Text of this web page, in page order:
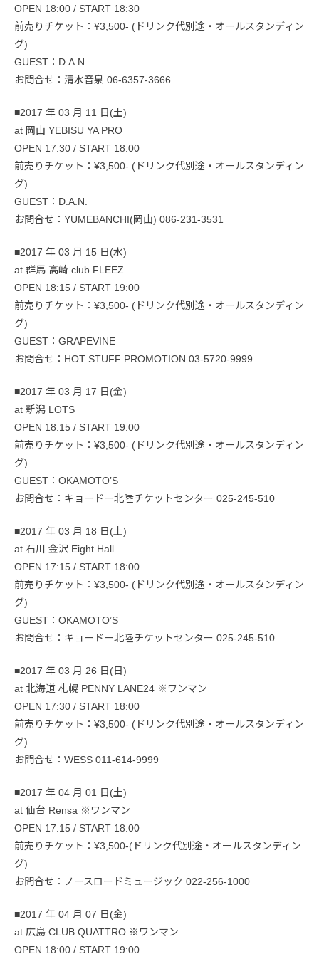
OPEN 18:00 / START 18:30
前売りチケット：¥3,500- (ドリンク代別途・オールスタンディン
グ)
GUEST：D.A.N.
お問合せ：清水音泉 06-6357-3666
■2017 年 03 月 11 日(土)
at 岡山 YEBISU YA PRO
OPEN 17:30 / START 18:00
前売りチケット：¥3,500- (ドリンク代別途・オールスタンディン
グ)
GUEST：D.A.N.
お問合せ：YUMEBANCHI(岡山) 086-231-3531
■2017 年 03 月 15 日(水)
at 群馬 高崎 club FLEEZ
OPEN 18:15 / START 19:00
前売りチケット：¥3,500- (ドリンク代別途・オールスタンディン
グ)
GUEST：GRAPEVINE
お問合せ：HOT STUFF PROMOTION 03-5720-9999
■2017 年 03 月 17 日(金)
at 新潟 LOTS
OPEN 18:15 / START 19:00
前売りチケット：¥3,500- (ドリンク代別途・オールスタンディン
グ)
GUEST：OKAMOTO’S
お問合せ：キョードー北陸チケットセンター 025-245-510
■2017 年 03 月 18 日(土)
at 石川 金沢 Eight Hall
OPEN 17:15 / START 18:00
前売りチケット：¥3,500- (ドリンク代別途・オールスタンディン
グ)
GUEST：OKAMOTO’S
お問合せ：キョードー北陸チケットセンター 025-245-510
■2017 年 03 月 26 日(日)
at 北海道 札幌 PENNY LANE24 ※ワンマン
OPEN 17:30 / START 18:00
前売りチケット：¥3,500- (ドリンク代別途・オールスタンディン
グ)
お問合せ：WESS 011-614-9999
■2017 年 04 月 01 日(土)
at 仙台 Rensa ※ワンマン
OPEN 17:15 / START 18:00
前売りチケット：¥3,500-(ドリンク代別途・オールスタンディン
グ)
お問合せ：ノースロードミュージック 022-256-1000
■2017 年 04 月 07 日(金)
at 広島 CLUB QUATTRO ※ワンマン
OPEN 18:00 / START 19:00